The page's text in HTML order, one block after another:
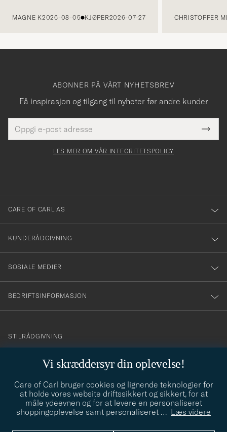
MAGNE K2026-08-05 KJØPER2026-07-27 CHRISTOFFER
Vi skræddersyr din oplevelse!
Care of Carl bruger cookies og lignende teknologier for
at holde vores website driftssikkert og sikkert, for at
måle ydeevnen og for at levere en personaliseret
shoppingoplevelse samt personaliseret … Læs videre
ABONNER PÅ VÅRT NYHETSBREV
Få inspirasjon og tilgang til nyheter før andre kunder
postadresse
felt
Tack
för
dig
till
vårt
nyhetsbrev!
LES MER OM VÅR INTEGRITETSPOLICY
CARE OF CARL AS
KUNDERÅDGIVNING
SOSIALE MEDIER
BEDRIFTSINFORMASJON
info@careofcarl.no
STILRÅDGIVNING
STILRÅDGIVNING